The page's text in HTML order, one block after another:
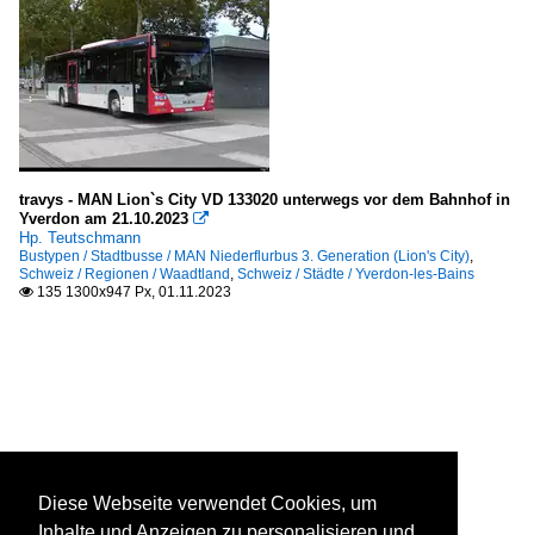
travys - MAN Lion`s City VD 133020 unterwegs vor dem Bahnhof in
Yverdon am 21.10.2023 
Hp. Teutschmann
Bustypen / Stadtbusse / MAN Niederflurbus 3. Generation (Lion's City),
Schweiz / Regionen / Waadtland , Schweiz / Städte / Yverdon-les-Bains
 135 1300x947 Px, 01.11.2023
Diese Webseite verwendet Cookies, um